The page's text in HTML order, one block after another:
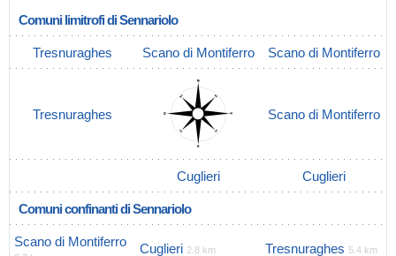
Comuni limitrofi di Sennariolo
Tresnuraghes Scano di Montiferro Scano di Montiferro
Tresnuraghes Scano di Montiferro
Cuglieri Cuglieri
Comuni confinanti di Sennariolo
Scano di Montiferro Cuglieri 2.8 km Tresnuraghes 5.4 km